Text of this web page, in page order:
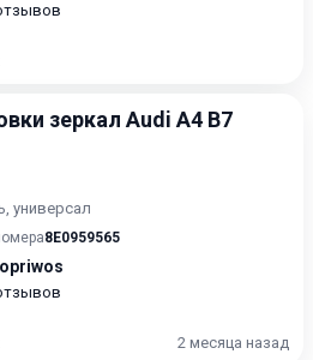
зеркал Audi A4 B7
универсал
8E0959565
2 месяца назад